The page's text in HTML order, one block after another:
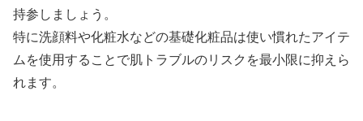
持参しましょう。
特に洗顔料や化粧水などの基礎化粧品は使い慣れたアイテ
ムを使用することで肌トラブルのリスクを最小限に抑えら
れます。